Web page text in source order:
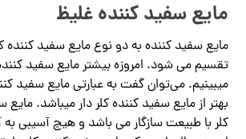
مایع سفید کننده غلیظ
مایع سفید کننده به دو نوع مایع سفید کننده
تقسیم می شود. امروزه بیشتر مایع سفید کننده
میبینیم. می‌توان گفت به عبارتی مایع سفید
بهتر از مایع سفید کننده کلر دار میباشد.
کلر با طبیعت سازگار می باشد و هیچ آسیبی به